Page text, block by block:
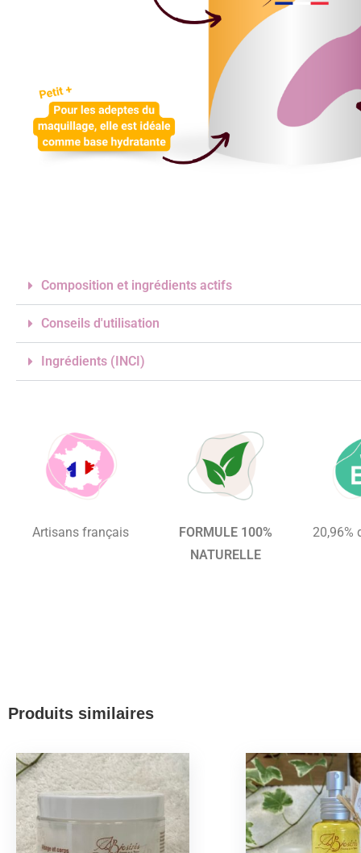
Composition et ingrédients actifs
Conseils d'utilisation
Ingrédients (INCI)
Artisans français
FORMULE 100%
NATURELLE
20,96%
Produits similaires